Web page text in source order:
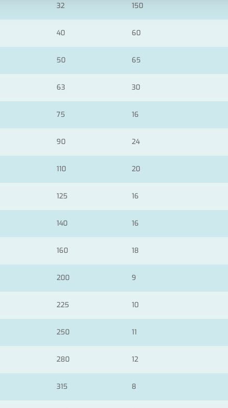
32 150
40 60
50 65
63 30
75 16
90 24
110 20
125 16
140 16
160 18
200 9
225 10
250 11
280 12
315 8